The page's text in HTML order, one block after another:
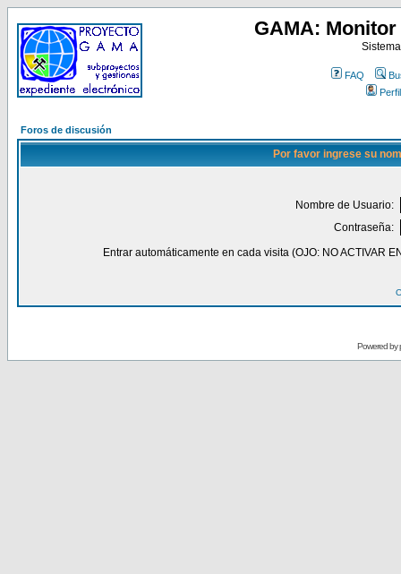
GAMA:
FAQ
Perfil
Foros de discusión
Por favor ingrese su
Nombre de Usuario:
Contraseña:
Entrar automáticamente en cada visita (OJO: NO ACTIVAR
Powered by